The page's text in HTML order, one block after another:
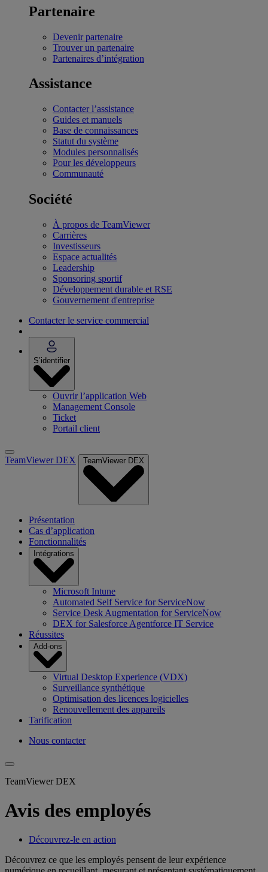
Partenaire
Devenir partenaire
Trouver un partenaire
Partenaires d’intégration
Assistance
Contacter l’assistance
Guides et manuels
Base de connaissances
Statut du système
Modules personnalisés
Pour les développeurs
Communauté
Société
À propos de TeamViewer
Carrières
Investisseurs
Espace actualités
Leadership
Sponsoring sportif
Développement durable et RSE
Gouvernement d'entreprise
Contacter le service commercial
S’identifier
Ouvrir l’application Web
Management Console
Ticket
Portail client
TeamViewer DEX TeamViewer DEX
Présentation
Cas d’application
Fonctionnalités
Intégrations
Microsoft Intune
Automated Self Service for ServiceNow
Service Desk Augmentation for ServiceNow
DEX for Salesforce Agentforce IT Service
Réussites
Add-ons
Virtual Desktop Experience (VDX)
Surveillance synthétique
Optimisation des licences logicielles
Renouvellement des appareils
Tarification
Nous contacter
TeamViewer DEX
Avis des employés
Découvrez-le en action
Découvrez ce que les employés pensent de leur expérience